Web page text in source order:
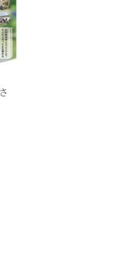
の酒
のうめ酒